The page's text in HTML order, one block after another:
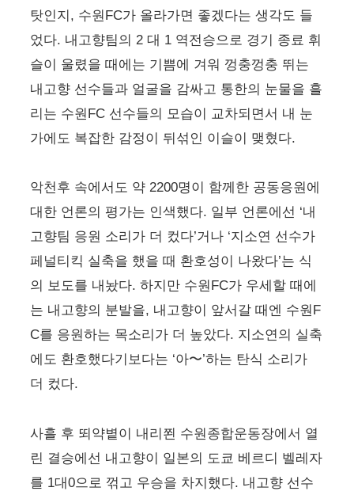
탓인지, 수원FC가 올라가면 좋겠다는 생각도 들
었다. 내고향팀의 2 대 1 역전승으로 경기 종료 휘
슬이 울렸을 때에는 기쁨에 겨워 껑충껑충 뛰는
내고향 선수들과 얼굴을 감싸고 통한의 눈물을 흘
리는 수원FC 선수들의 모습이 교차되면서 내 눈
가에도 복잡한 감정이 뒤섞인 이슬이 맺혔다.
악천후 속에서도 약 2200명이 함께한 공동응원에
대한 언론의 평가는 인색했다. 일부 언론에선 ‘내
고향팀 응원 소리가 더 컸다’거나 ‘지소연 선수가
페널티킥 실축을 했을 때 환호성이 나왔다’는 식
의 보도를 내놨다. 하지만 수원FC가 우세할 때에
는 내고향의 분발을, 내고향이 앞서갈 때엔 수원F
C를 응원하는 목소리가 더 높았다. 지소연의 실축
에도 환호했다기보다는 ‘아〜’하는 탄식 소리가
더 컸다.
사흘 후 뙤약볕이 내리쬔 수원종합운동장에서 열
린 결승에선 내고향이 일본의 도쿄 베르디 벨레자
를 1대0으로 꺾고 우승을 차지했다. 내고향 선수